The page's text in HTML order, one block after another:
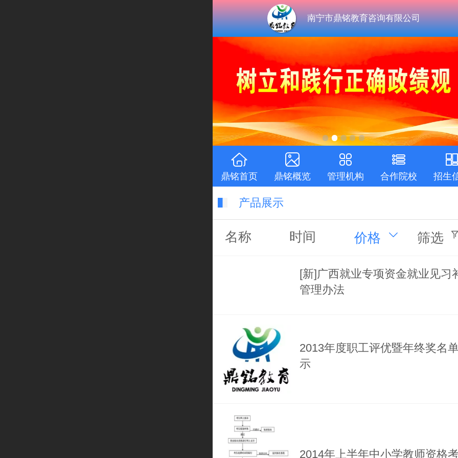
南宁市鼎铭教育咨询有限公司
鼎铭首页 鼎铭概览 管理机构 合作院校 招生
产品展示
名称 时间 价格 筛选
[新]广西就业专项资金就业见习
管理办法
2013年度职工评优暨年终奖名
示
2014年上半年中小学教师资格